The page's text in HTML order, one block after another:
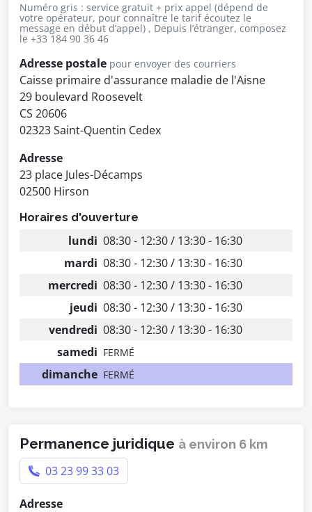
Numéro gris : service gratuit + prix appel (dépend de
votre opérateur, pour connaître le tarif écoutez le
message en début d’appel) , Depuis l’étranger, composez
le +33 184 90 36 46
Adresse postale pour envoyer des courriers
Caisse primaire d'assurance maladie de l'Aisne
29 boulevard Roosevelt
CS 20606
02323 Saint-Quentin Cedex
Adresse
23 place Jules-Décamps
02500 Hirson
Horaires d'ouverture
lundi 08:30 - 12:30 / 13:30 - 16:30
mardi 08:30 - 12:30 / 13:30 - 16:30
mercredi 08:30 - 12:30 / 13:30 - 16:30
jeudi 08:30 - 12:30 / 13:30 - 16:30
vendredi 08:30 - 12:30 / 13:30 - 16:30
samedi FERMÉ
dimanche FERMÉ
Permanence juridique à environ 6 km
03 23 99 33 03
Adresse